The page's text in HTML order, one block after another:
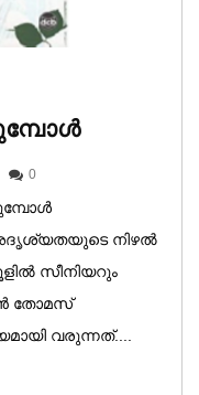
0
നിഴൽ
സീനിയറും
തോമസ്
വരുന്നത്....